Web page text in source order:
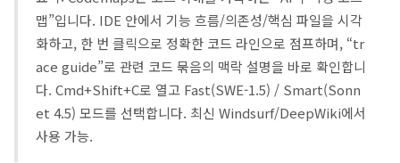
맵”입니다. IDE 안에서 기능 흐름/의존성/핵심 파일을 시각
화하고, 한 번 클릭으로 정확한 코드 라인으로 점프하며, “tr
ace guide”로 관련 코드 묶음의 맥락 설명을 바로 확인합니
다. Cmd+Shift+C로 열고 Fast(SWE-1.5) / Smart(Sonn
et 4.5) 모드를 선택합니다. 최신 Windsurf/DeepWiki에서
사용 가능.